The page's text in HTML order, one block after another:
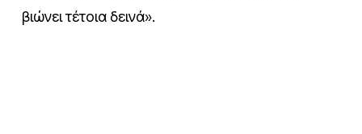
βιώνει τέτοια δεινά».